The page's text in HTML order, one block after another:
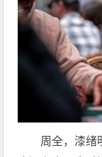
周全，漆绪